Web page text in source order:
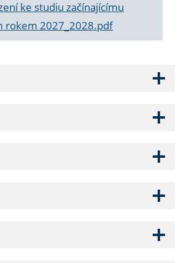
ke studiu začínajícímu
rokem 2027_2028.pdf